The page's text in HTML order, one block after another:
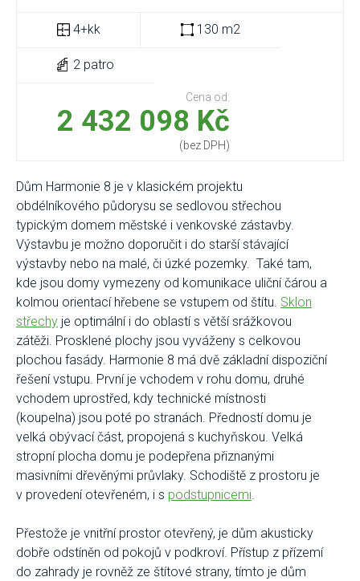
4+kk 130 m2
2 patro
Cena od:
2 432 098 Kč
(bez DPH)
Dům Harmonie 8 je v klasickém projektu
obdélníkového půdorysu se sedlovou střechou
typickým domem městské i venkovské zástavby.
Výstavbu je možno doporučit i do starší stávající
výstavby nebo na malé, či úzké pozemky. Také tam,
kde jsou domy vymezeny od komunikace uliční čárou a
kolmou orientací hřebene se vstupem od štítu. Sklon
střechy je optimální i do oblastí s větší srážkovou
zátěži. Prosklené plochy jsou vyváženy s celkovou
plochou fasády. Harmonie 8 má dvě základní dispoziční
řešení vstupu. První je vchodem v rohu domu, druhé
vchodem uprostřed, kdy technické místnosti
(koupelna) jsou poté po stranách. Předností domu je
velká obývací část, propojená s kuchyňskou. Velká
stropní plocha domu je podepřena přiznanými
masivními dřevěnými průvlaky. Schodiště z prostoru je
v provedení otevřeném, i s podstupnicemi
Přestože je vnitřní prostor otevřený, je dům akusticky
dobře odstíněn od pokojů v podkroví. Přístup z přízemí
do zahrady je rovněž ze štítové strany, tímto je dům